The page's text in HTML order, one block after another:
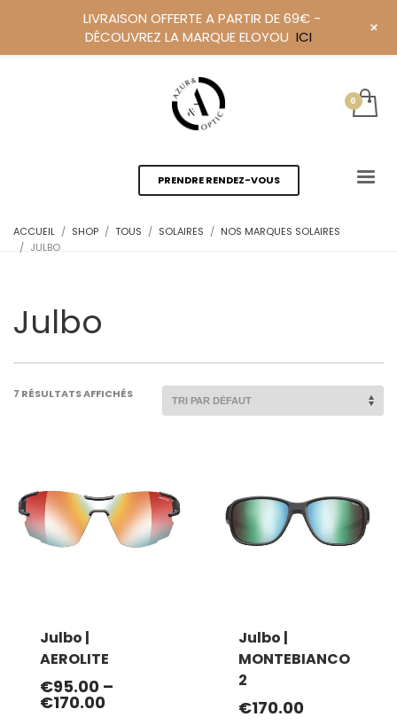
PRENDRE RENDEZ-VOUS
ACCUEIL SHOP TOUS SOLAIRES
NOS MARQUES SOLAIRES
JULBO
Julbo
7 RÉSULTATS AFFICHÉS
Julbo |
AEROLITE
€95.00 –
€170.00
Julbo |
MONTEBIANCO
2
€170.00
LIVRAISON OFFERTE A PARTIR DE 69€ -
DÉCOUVREZ LA MARQUE ELOYOU ICI +